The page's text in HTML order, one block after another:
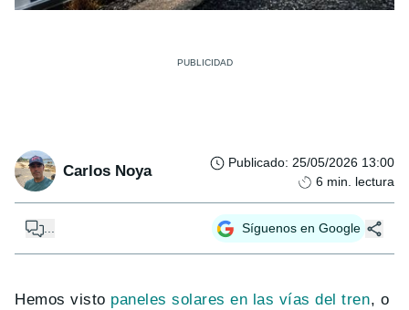
Carlos Noya Publicado: 25/05/2026 13:00
6 min. lectura
... Síguenos en Google
Hemos visto paneles solares en las vías del tren, o